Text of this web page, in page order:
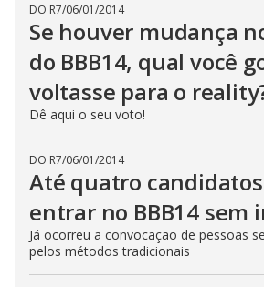
DO R7/06/01/2014
Se houver mudança
do BBB14, qual você
voltasse para o
Dê aqui o seu voto!
DO R7/06/01/2014
Até quatro
entrar no BBB14 sem
Já ocorreu a convocação de pessoas
pelos métodos tradicionais